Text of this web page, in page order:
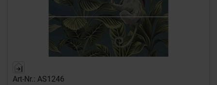
Art-Nr.: AS1246